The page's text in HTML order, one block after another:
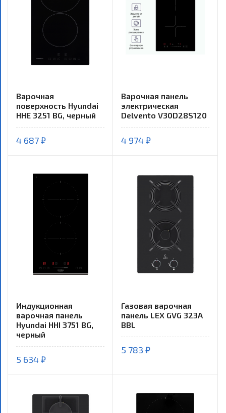
Варочная
поверхность Hyundai
HHE 3251 BG, черный
4 687 ₽
Варочная панель
электрическая
Delvento V30D28S120
4 974 ₽
Индукционная
варочная панель
Hyundai HHI 3751 BG,
черный
5 634 ₽
Газовая варочная
панель LEX GVG 323A
BBL
5 783 ₽